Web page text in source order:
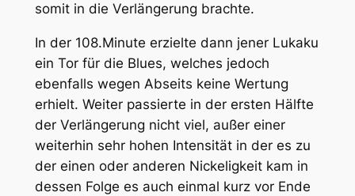
somit in die Verlängerung brachte.
In der 108.Minute erzielte dann jener Lukaku
ein Tor für die Blues, welches jedoch
ebenfalls wegen Abseits keine Wertung
erhielt. Weiter passierte in der ersten Hälfte
der Verlängerung nicht viel, außer einer
weiterhin sehr hohen Intensität in der es zu
der einen oder anderen Nickeligkeit kam in
dessen Folge es auch einmal kurz vor Ende